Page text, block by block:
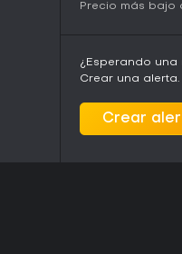
eliminando cualquier
distraer. La presentación
debe seguir.
Precio más bajo
¿Esperando una
Crear una alerta.
Crear